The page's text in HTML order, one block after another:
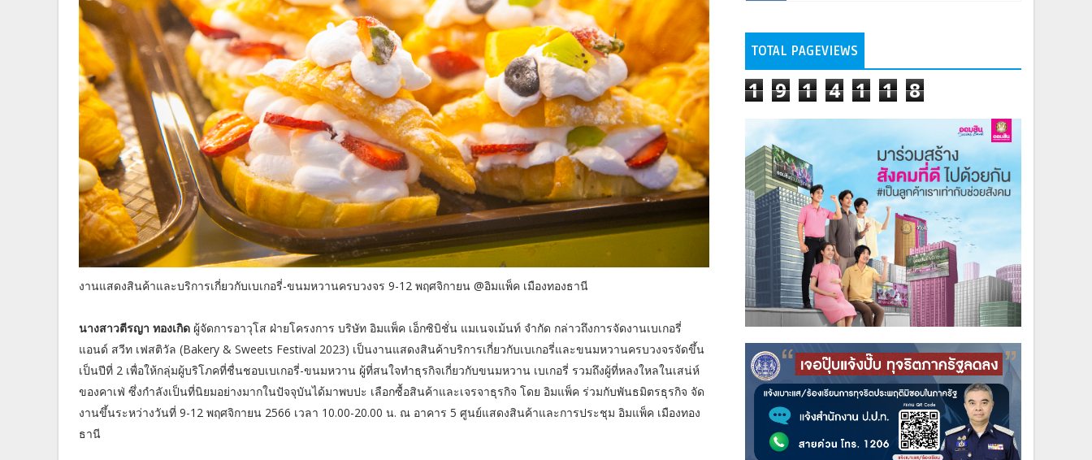
งานแสดงสินค้าและบริการเกี่ยวกับเบเกอรี่-ขนมหวานครบวงจร 9-12 พฤศจิกายน @อิมแพ็ค เมืองทองธานี
นางสาวตีรญา ทองเกิด ผู้จัดการอาวุโส ฝ่ายโครงการ บริษัท อิมแพ็ค เอ็กซิบิชั่น แมเนจเม้นท์ จำกัด กล่าวถึงการจัดงานเบเกอรี่
แอนด์ สวีท เฟสติวัล (Bakery & Sweets Festival 2023) เป็นงานแสดงสินค้าบริการเกี่ยวกับเบเกอรี่และขนมหวานครบวงจรจัดขึ้น
เป็นปีที่ 2 เพื่อให้กลุ่มผู้บริโภคที่ชื่นชอบเบเกอรี่-ขนมหวาน ผู้ที่สนใจทำธุรกิจเกี่ยวกับขนมหวาน เบเกอรี่ รวมถึงผู้ที่หลงใหลในเสน่ห์
ของคาเฟ่ ซึ่งกำลังเป็นที่นิยมอย่างมากในปัจจุบันได้มาพบปะ เลือกซื้อสินค้าและเจรจาธุรกิจ โดย อิมแพ็ค ร่วมกับพันธมิตรธุรกิจ จัด
งานขึ้นระหว่างวันที่ 9-12 พฤศจิกายน 2566 เวลา 10.00-20.00 น. ณ อาคาร 5 ศูนย์แสดงสินค้าและการประชุม อิมแพ็ค เมืองทอง
ธานี
TOTAL PAGEVIEWS
1 9 1 4 1 1 8